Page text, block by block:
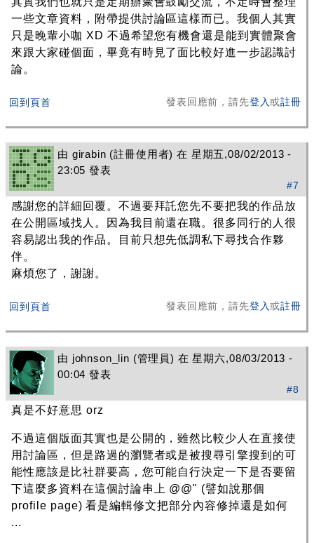
一些文章資料，附帶提供討論區這樣而已。我個人其實
只是晚輩小咖 XD 不過希望您有機會還是能到實體聚會
來跟大家碰個面，畢竟有時見了面比較好進一步認識討
論。
回到頁首 發表回應前，請先登入或註冊
由 girabin (註冊使用者) 在 星期五,08/02/2013 -
23:05 發表
#7
感謝您的詳細回覆。不過要拜託您先不要把我的作品放
在公開區域找人。因為我目前還在職。很多同行的人很
容易認出我的作品。目前只想先低調私下尋找合作夥
伴。
麻煩您了，謝謝。
回到頁首 發表回應前，請先登入或註冊
由 johnson_lin (管理員) 在 星期六,08/03/2013 -
00:04 發表
#8
真是不好意思 orz
不過這個版面其實也是公開的，雖然比較少人在直接使
用討論區，但是路過的瀏覽者或是被搜尋引擎搜到的可
能性應該是比社群要高，您可能自行決定一下是否要留
下這麼多資料在這個討論串上 @@" (譬如說那個
profile page) 看是編輯修文把部分內容修掉還是如何
...